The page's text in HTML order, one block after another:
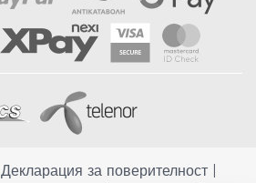
Декларация за поверителност|